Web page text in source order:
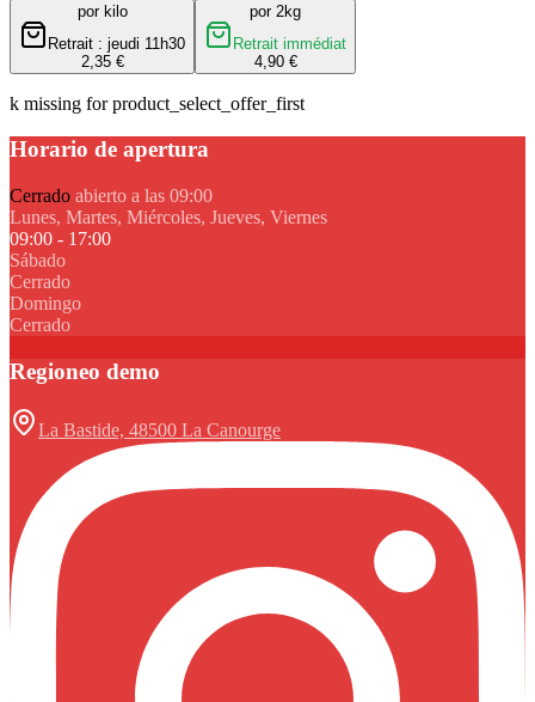
por kilo
Retrait : jeudi 11h30
2,35 €
por 2kg
Retrait immédiat
4,90 €
k missing for product_select_offer_first
Horario de apertura
Cerrado abierto a las 09:00
Lunes, Martes, Miércoles, Jueves, Viernes
09:00 - 17:00
Sábado
Cerrado
Domingo
Cerrado
Regioneo demo
La Bastide, 48500 La Canourge